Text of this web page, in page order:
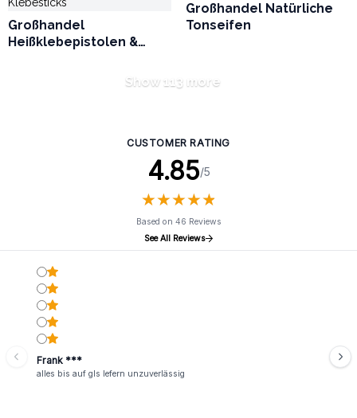
Großhandel
Heißklebepistolen &
Großhandel Natürliche
Tonseifen
Show 113 more
CUSTOMER RATING
4.85/5
★★★★★
★★★★★
Based on 46 Reviews
See All Reviews
Frank ***
alles bis auf gls lefern unzuverlässig